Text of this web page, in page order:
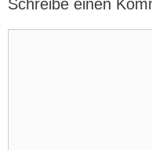
Schreibe einen